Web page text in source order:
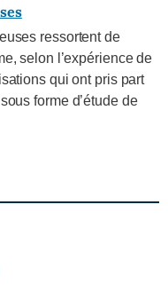
ressortent de
selon l’expérience de
qui ont pris part
forme d’étude de